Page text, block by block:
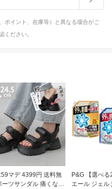
ポイント、在庫等）と異なる場合がご
ください。
マデ 4399円 送料無
ーツサンダル 痛くない
P&G 【選べ
エール ジェル